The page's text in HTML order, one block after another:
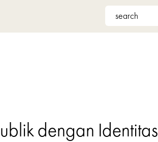
dengan Identitas